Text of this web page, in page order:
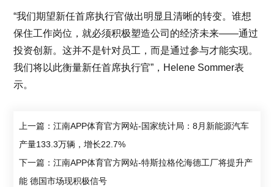
“我们期望新任首席执行官做出明显且清晰的转变。谁想
保住工作岗位，就必须积极塑造公司的经济未来——通过
投资创新。这并不是针对员工，而是通过参与才能实现。
我们将以此衡量新任首席执行官”，Helene Sommer表
示。
上一篇：江南APP体育官方网站-国家统计局：8月新能源汽车
产量133.3万辆，增长22.7%
下一篇：江南APP体育官方网站-特斯拉格伦海德工厂将提升产
能 德国市场现积极信号